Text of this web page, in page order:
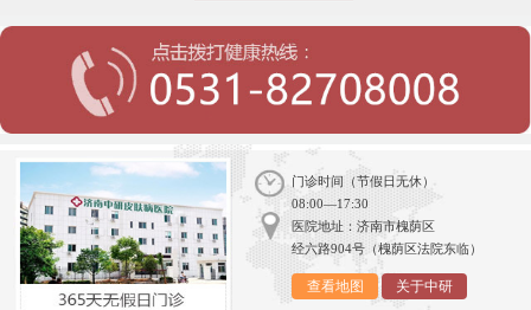
门诊时间（节假日无休）
08:00—17:30
医院地址：济南市槐荫区
经六路904号（槐荫区法院东临）
查看地图 关于中研